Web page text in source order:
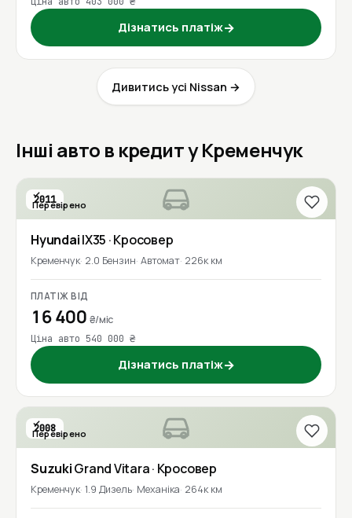
Дізнатись платіж→
Дивитись усі Nissan →
Інші авто в кредит у Кременчук
2011
Перевірено
HyundaiIX35 · Кросовер
Кременчук 2.0 Бензин Автомат 226к км
ПЛАТІЖ ВІД
16 400 ₴/міс
Ціна авто 540 000 ₴
Дізнатись платіж→
2008
Перевірено
SuzukiGrand Vitara· Кросовер
Кременчук 1.9 Дизель Механіка 264к км